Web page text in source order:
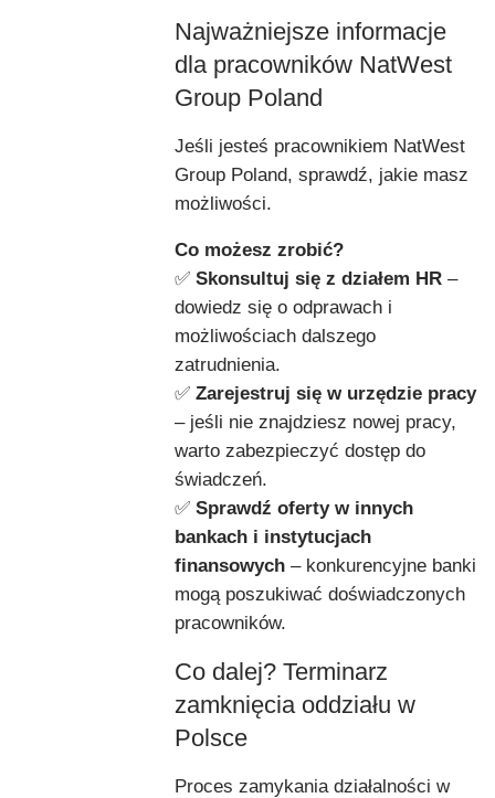
Najważniejsze informacje
dla pracowników NatWest
Group Poland
Jeśli jesteś pracownikiem NatWest
Group Poland, sprawdź, jakie masz
możliwości.
Co możesz zrobić?
✅ Skonsultuj się z działem HR –
dowiedz się o odprawach i
możliwościach dalszego
zatrudnienia.
✅ Zarejestruj się w urzędzie pracy
– jeśli nie znajdziesz nowej pracy,
warto zabezpieczyć dostęp do
świadczeń.
✅ Sprawdź oferty w innych
bankach i instytucjach
finansowych – konkurencyjne banki
mogą poszukiwać doświadczonych
pracowników.
Co dalej? Terminarz
zamknięcia oddziału w
Polsce
Proces zamykania działalności w